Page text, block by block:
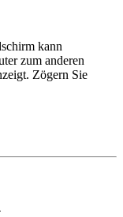
kann
zum anderen
Zögern Sie